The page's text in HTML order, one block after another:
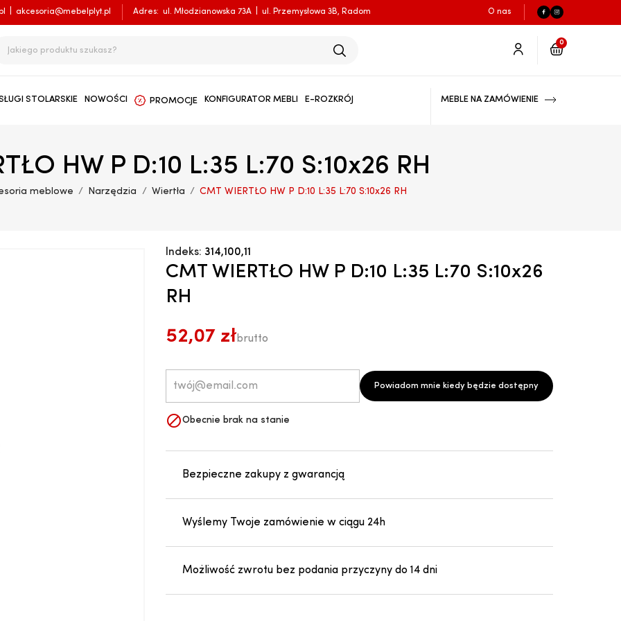
akcesoria@mebelplyt.pl Adres: ul. Młodzianowska 73A ul. Przemysłowa 3B, Radom O nas
0
STOLARSKIE NOWOŚCI PROMOCJE KONFIGURATOR MEBLI E-ROZKRÓJ MEBLE NA ZAMÓWIENIE
HW P D:10 L:35 L:70 S:10x26 RH
meblowe Narzędzia Wiertła CMT WIERTŁO HW P D:10 L:35 L:70 S:10x26 RH
Indeks: 314,100,11
CMT WIERTŁO HW P D:10 L:35 L:70 S:10x26
RH
52,07 złbrutto
Powiadom mnie kiedy będzie dostępny
Obecnie brak na stanie
Bezpieczne zakupy z gwarancją
Wyślemy Twoje zamówienie w ciągu 24h
Możliwość zwrotu bez podania przyczyny do 14 dni